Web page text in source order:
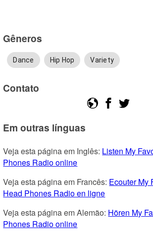
Gêneros
Dance Hip Hop Variety
Contato
Em outras línguas
Veja esta página em Inglês: Listen My
Phones Radio online
Veja esta página em Francês: Ecouter My
Head Phones Radio en ligne
Veja esta página em Alemão: Hören My
Phones Radio online